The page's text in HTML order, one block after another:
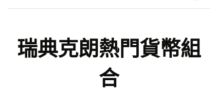
瑞典克朗熱門貨幣組
合